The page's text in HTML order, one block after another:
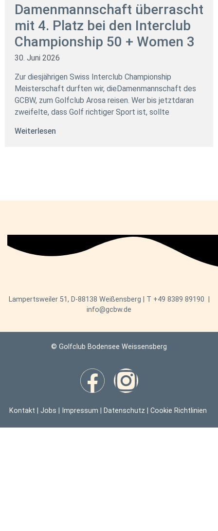
Damenmannschaft überrascht
mit 4. Platz bei den Interclub
Championship 50 + Women 3
30. Juni 2026
Zur diesjährigen Swiss Interclub Championship
Meisterschaft durften wir, dieDamenmannschaft des
GCBW, zum Golfclub Arosa reisen. Wer bis jetztdaran
zweifelte, dass Golf richtiger Sport ist, sollte
Weiterlesen
Lampertsweiler 51, D-88138 Weißensberg | T +49 8389 89190
info@gcbw.de
© Golfclub Bodensee Weissensberg
Kontakt Jobs Impressum Datenschutz Cookie Richtlinien